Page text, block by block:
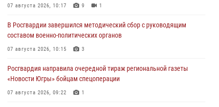
07 августа 2026, 10:17 9 1
В Росгвардии завершился методический сбор с руководящим
составом военно-политических органов
07 августа 2026, 10:15 3
Росгвардия направила очередной тираж региональной газеты
«Новости Югры» бойцам спецоперации
07 августа 2026, 09:22 1